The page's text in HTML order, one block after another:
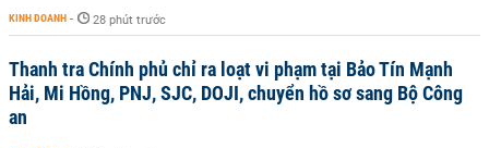
KINH DOANH - 28 phút trước
Thanh tra Chính phủ chỉ ra loạt vi phạm tại Bảo Tín Mạnh
Hải, Mi Hồng, PNJ, SJC, DOJI, chuyển hồ sơ sang Bộ Công
an